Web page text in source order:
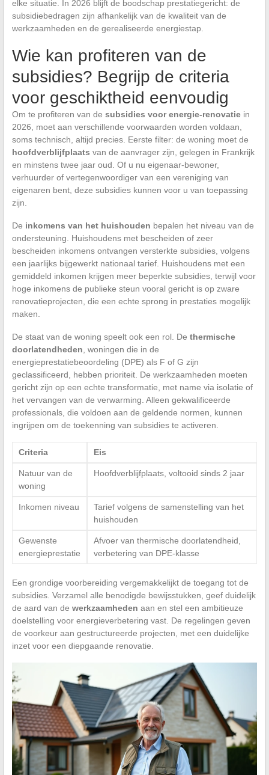
elke situatie. In 2026 blijft de boodschap prestatiegericht: de
subsidiebedragen zijn afhankelijk van de kwaliteit van de
werkzaamheden en de gerealiseerde energiestap.
Wie kan profiteren van de
subsidies? Begrijp de criteria
voor geschiktheid eenvoudig
Om te profiteren van de subsidies voor energie-renovatiein
2026, moet aan verschillende voorwaarden worden voldaan,
soms technisch, altijd precies. Eerste filter: de woning moet de
hoofdverblijfplaats van de aanvrager zijn, gelegen in Frankrijk
en minstens twee jaar oud. Of u nu eigenaar-bewoner,
verhuurder of vertegenwoordiger van een vereniging van
eigenaren bent, deze subsidies kunnen voor u van toepassing
zijn.
De inkomens van het huishouden bepalen het niveau van de
ondersteuning. Huishoudens met bescheiden of zeer
bescheiden inkomens ontvangen versterkte subsidies, volgens
een jaarlijks bijgewerkt nationaal tarief. Huishoudens met een
gemiddeld inkomen krijgen meer beperkte subsidies, terwijl voor
hoge inkomens de publieke steun vooral gericht is op zware
renovatieprojecten, die een echte sprong in prestaties mogelijk
maken.
De staat van de woning speelt ook een rol. De thermische
doorlatendheden , woningen die in de
energieprestatiebeoordeling (DPE) als F of G zijn
geclassificeerd, hebben prioriteit. De werkzaamheden moeten
gericht zijn op een echte transformatie, met name via isolatie of
het vervangen van de verwarming. Alleen gekwalificeerde
professionals, die voldoen aan de geldende normen, kunnen
ingrijpen om de toekenning van subsidies te activeren.
Criteria Eis
Natuur van de
woning
Hoofdverblijfplaats, voltooid sinds 2 jaar
Inkomen niveau
Tarief volgens de samenstelling van het
huishouden
Gewenste
energieprestatie
Afvoer van thermische doorlatendheid,
verbetering van DPE-klasse
Een grondige voorbereiding vergemakkelijkt de toegang tot de
subsidies. Verzamel alle benodigde bewijsstukken, geef duidelijk
de aard van de werkzaamheden aan en stel een ambitieuze
doelstelling voor energieverbetering vast. De regelingen geven
de voorkeur aan gestructureerde projecten, met een duidelijke
inzet voor een diepgaande renovatie.